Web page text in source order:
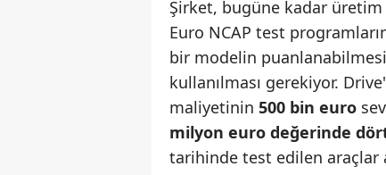
Şirket, bugüne kadar
Euro NCAP test
bir modelin
kullanılması gerekiyor.
maliyetinin 500 bin euro
milyon euro değerinde
tarihinde test edilen araçlar